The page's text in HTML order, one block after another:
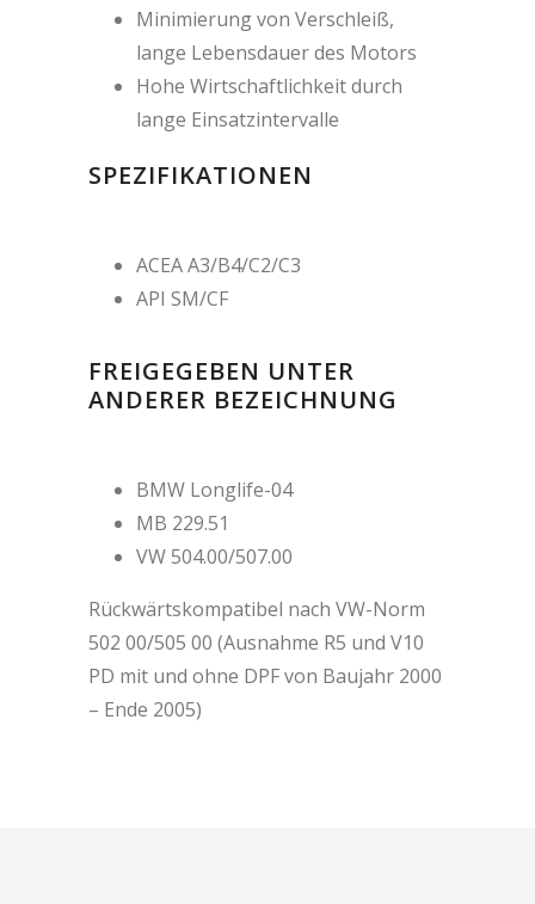
Minimierung von Verschleiß,
lange Lebensdauer des Motors
Hohe Wirtschaftlichkeit durch
lange Einsatzintervalle
SPEZIFIKATIONEN
ACEA A3/B4/C2/C3
API SM/CF
FREIGEGEBEN UNTER
ANDERER BEZEICHNUNG
BMW Longlife-04
MB 229.51
VW 504.00/507.00
Rückwärtskompatibel nach VW-Norm
502 00/505 00 (Ausnahme R5 und V10
PD mit und ohne DPF von Baujahr 2000
– Ende 2005)